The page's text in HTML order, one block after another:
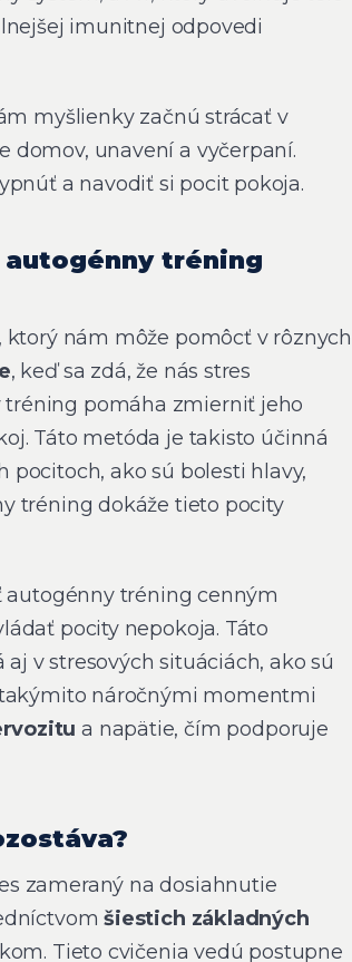
imunitnej odpovedi
myšlienky začnú strácať v
domov, unavení a vyčerpaní.
a navodiť si pocit pokoja.
tréning
nám môže pomôcť v rôznych
, keď sa zdá, že nás stres
pomáha zmierniť jeho
Táto metóda je takisto účinná
pocitoch, ako sú bolesti hlavy,
tréning dokáže tieto pocity
autogénny tréning cenným
pocity nepokoja. Táto
v stresových situáciách, ako sú
náročnými momentmi
a napätie, čím podporuje
zameraný na dosiahnutie
šiestich základných
Tieto cvičenia vedú postupne